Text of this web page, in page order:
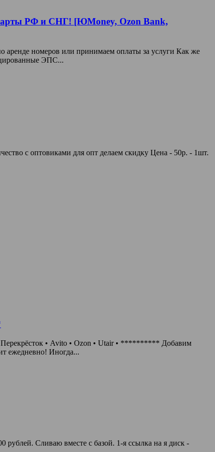
РФ и СНГ! [ЮMoney, Ozon Bank,
аренде номеров или принимаем оплаты за услуги Как же
ЭПС...
с оптовиками для опт делаем скидку Цена - 50р. - 1шт.
• Avito • Ozon • Utair • ********** Добавим
ежедневно! Иногда...
рублей. Сливаю вместе с базой. 1-я ссылка на я диск -